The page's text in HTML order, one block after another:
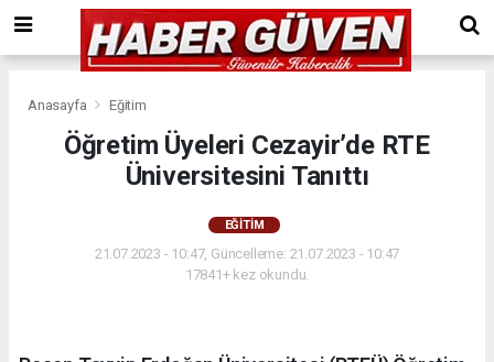
Anasayfa Eğitim
Öğretim Üyeleri Cezayir’de RTE
Üniversitesini Tanıttı
EĞITIM
21.07.2023 - 10:47, Güncelleme: 21.07.2023 - 10:47
17841+ kez okundu.